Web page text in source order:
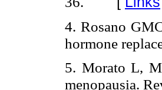
4. Rosano
hormone
5. Morato L,
menopausia.